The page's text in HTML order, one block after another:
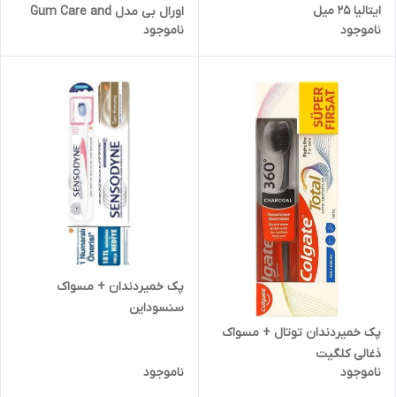
ایتالیا 25 میل
ناموجود
اورال بی مدل Gum Care and
Plaque Shield حجم 50 میل
ناموجود
پک خمیردندان توتال + مسواک
ذغالی کلگیت
ناموجود
پک خمیردندان + مسواک
سنسوداین
ناموجود